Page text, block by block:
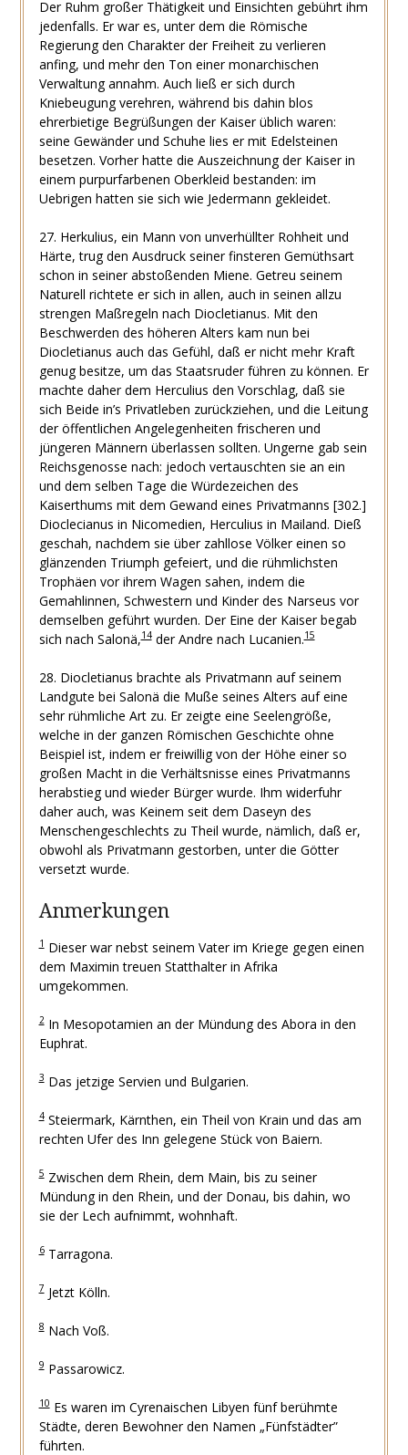
Der Ruhm großer Thätigkeit und Einsichten gebührt ihm
jedenfalls. Er war es, unter dem die Römische
Regierung den Charakter der Freiheit zu verlieren
anfing, und mehr den Ton einer monarchischen
Verwaltung annahm. Auch ließ er sich durch
Kniebeugung verehren, während bis dahin blos
ehrerbietige Begrüßungen der Kaiser üblich waren:
seine Gewänder und Schuhe lies er mit Edelsteinen
besetzen. Vorher hatte die Auszeichnung der Kaiser in
einem purpurfarbenen Oberkleid bestanden: im
Uebrigen hatten sie sich wie Jedermann gekleidet.
27. Herkulius, ein Mann von unverhüllter Rohheit und
Härte, trug den Ausdruck seiner finsteren Gemüthsart
schon in seiner abstoßenden Miene. Getreu seinem
Naturell richtete er sich in allen, auch in seinen allzu
strengen Maßregeln nach Diocletianus. Mit den
Beschwerden des höheren Alters kam nun bei
Diocletianus auch das Gefühl, daß er nicht mehr Kraft
genug besitze, um das Staatsruder führen zu können. Er
machte daher dem Herculius den Vorschlag, daß sie
sich Beide in’s Privatleben zurückziehen, und die Leitung
der öffentlichen Angelegenheiten frischeren und
jüngeren Männern überlassen sollten. Ungerne gab sein
Reichsgenosse nach: jedoch vertauschten sie an ein
und dem selben Tage die Würdezeichen des
Kaiserthums mit dem Gewand eines Privatmanns [302.]
Dioclecianus in Nicomedien, Herculius in Mailand. Dieß
geschah, nachdem sie über zahllose Völker einen so
glänzenden Triumph gefeiert, und die rühmlichsten
Trophäen vor ihrem Wagen sahen, indem die
Gemahlinnen, Schwestern und Kinder des Narseus vor
demselben geführt wurden. Der Eine der Kaiser begab
sich nach Salonä,14der Andre nach Lucanien.15
28. Diocletianus brachte als Privatmann auf seinem
Landgute bei Salonä die Muße seines Alters auf eine
sehr rühmliche Art zu. Er zeigte eine Seelengröße,
welche in der ganzen Römischen Geschichte ohne
Beispiel ist, indem er freiwillig von der Höhe einer so
großen Macht in die Verhältsnisse eines Privatmanns
herabstieg und wieder Bürger wurde. Ihm widerfuhr
daher auch, was Keinem seit dem Daseyn des
Menschengeschlechts zu Theil wurde, nämlich, daß er,
obwohl als Privatmann gestorben, unter die Götter
versetzt wurde.
Anmerkungen
1Dieser war nebst seinem Vater im Kriege gegen einen
dem Maximin treuen Statthalter in Afrika
umgekommen.
2In Mesopotamien an der Mündung des Abora in den
Euphrat.
3Das jetzige Servien und Bulgarien.
4Steiermark, Kärnthen, ein Theil von Krain und das am
rechten Ufer des Inn gelegene Stück von Baiern.
5Zwischen dem Rhein, dem Main, bis zu seiner
Mündung in den Rhein, und der Donau, bis dahin, wo
sie der Lech aufnimmt, wohnhaft.
6Tarragona.
7Jetzt Kölln.
8Nach Voß.
9Passarowicz.
10Es waren im Cyrenaischen Libyen fünf berühmte
Städte, deren Bewohner den Namen „Fünfstädter”
führten.